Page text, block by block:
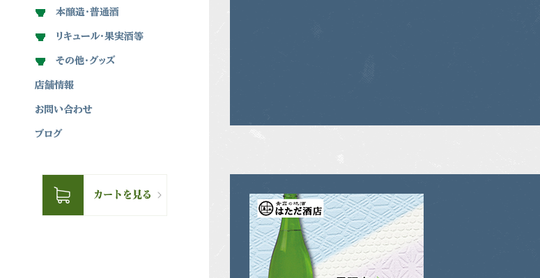
本醸造・普通酒
リキュール・果実酒等
その他・グッズ
店舗情報
お問い合わせ
ブログ